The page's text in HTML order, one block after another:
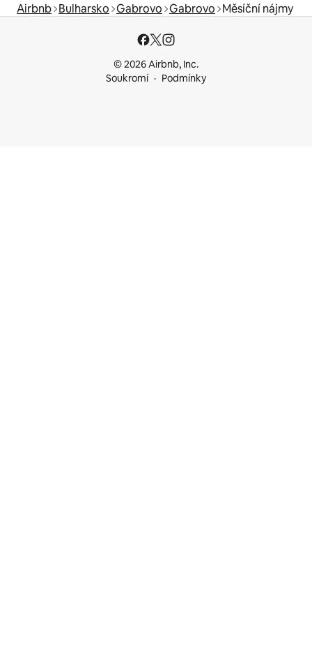
Airbnb Bulharsko Gabrovo Gabrovo Měsíční nájmy
© 2026 Airbnb, Inc.
Soukromí
Podmínky